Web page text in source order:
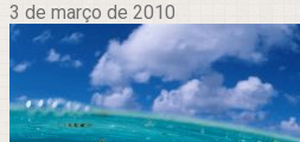
3 de março de 2010